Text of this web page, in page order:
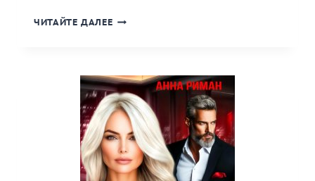
ЧИТАЙТЕ ДАЛЕЕ «ПРЕДАТЕЛЬ.